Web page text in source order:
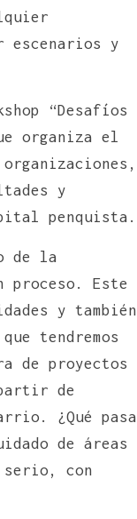
y
“Desafíos
organiza el
y
penquista.
de la
Este
y también
tendremos
de proyectos
de
¿Qué pasa
de áreas
serio, con